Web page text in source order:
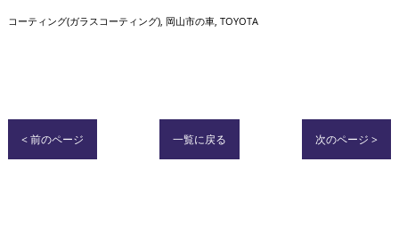
コーティング(ガラスコーティング) 岡山市の車 TOYOTA
< 前のページ 一覧に戻る 次のページ >